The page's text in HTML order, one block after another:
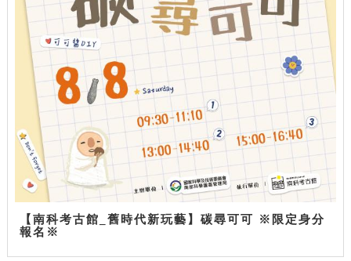
【南科考古館_舊時代新玩藝】碳尋可可 ※限定身分
報名※